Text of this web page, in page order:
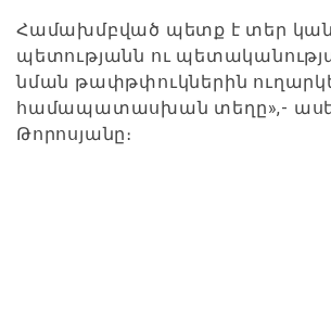
Համախմբված պետք է տեր
պետությանն ու
նման թափթփուկներին
համապատասխան տեղը»,-
Թորոսյանը։